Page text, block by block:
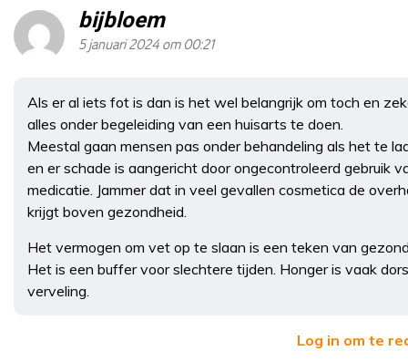
bijbloem
5 januari 2024 om 00:21
Als er al iets fot is dan is het wel belangrijk om toch en
alles onder begeleiding van een huisarts te doen.
Meestal gaan mensen pas onder behandeling als het te
en er schade is aangericht door ongecontroleerd gebruik
medicatie. Jammer dat in veel gevallen cosmetica de
krijgt boven gezondheid.
Het vermogen om vet op te slaan is een teken van
Het is een buffer voor slechtere tijden. Honger is vaak
verveling.
Log in om te